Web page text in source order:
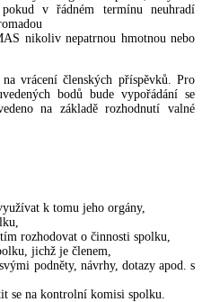
v řádném termínu neuhradí
nikoliv nepatrnou hmotnou nebo
vrácení členských příspěvků. Pro
bodů bude vypořádání se
na základě rozhodnutí valné
k tomu jeho orgány,
rozhodovat o činnosti spolku,
jichž je členem,
podněty, návrhy, dotazy apod. s
na kontrolní komisi spolku.